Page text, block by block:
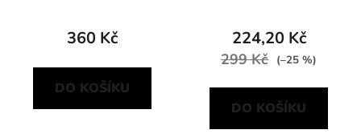
360 Kč
DO KOŠÍKU
224,20 Kč
299 Kč (–25 %)
DO KOŠÍKU